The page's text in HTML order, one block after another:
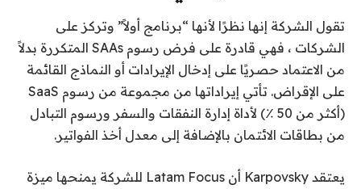
تقول الشركة إنها نظرًا لأنها “برنامج أولاً” وتركز على
الشركات ، فهي قادرة على فرض رسوم SAAs المتكررة بدلاً
من الاعتماد حصريًا على إدخال الإيرادات أو النماذج القائمة
على الإقراض. تأتي إيراداتها من مجموعة من رسوم SaaS
(أكثر من 50 ٪) لأداة إدارة النفقات والسفر ورسوم التبادل
من بطاقات الائتمان بالإضافة إلى معدل أخذ الفواتير.
يعتقد Karpovsky أن Latam Focus للشركة يمنحها ميزة